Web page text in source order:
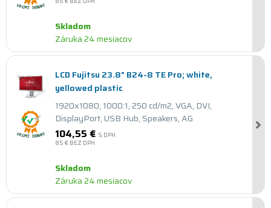
Skladom
Záruka 24 mesiacov
LCD Fujitsu 23.8" B24-8 TE Pro; white,
yellowed plastic
1920x1080, 1000:1, 250 cd/m2, VGA, DVI,
DisplayPort, USB Hub, Speakers, AG
104,55 € S DPH
85 € BEZ DPH
Skladom
Záruka 24 mesiacov